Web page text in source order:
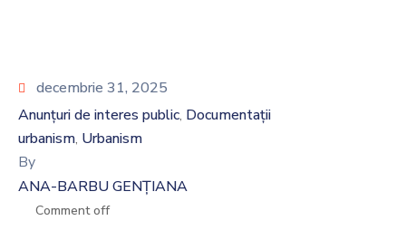
decembrie 31, 2025
Anunțuri de interes public‚ Documentații
urbanism‚ Urbanism
By
ANA-BARBU GENȚIANA
Comment off